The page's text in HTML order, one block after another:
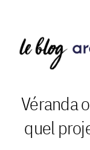
Blog
Véranda
quel